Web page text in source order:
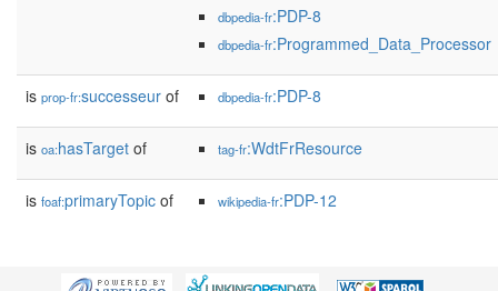
dbpedia-fr:PDP-8
dbpedia-fr:Programmed_Data_Processor
is prop-fr:successeur of dbpedia-fr:PDP-8
is oa:hasTarget of tag-fr:WdtFrResource
is foaf:primaryTopic of wikipedia-fr:PDP-12